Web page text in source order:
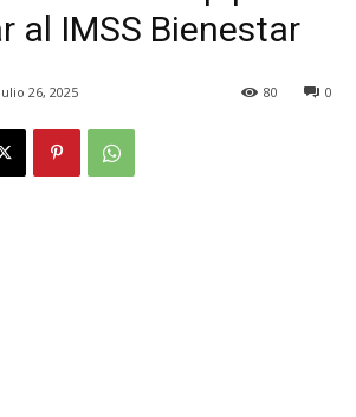
al IMSS Bienestar
julio 26, 2025 0
80